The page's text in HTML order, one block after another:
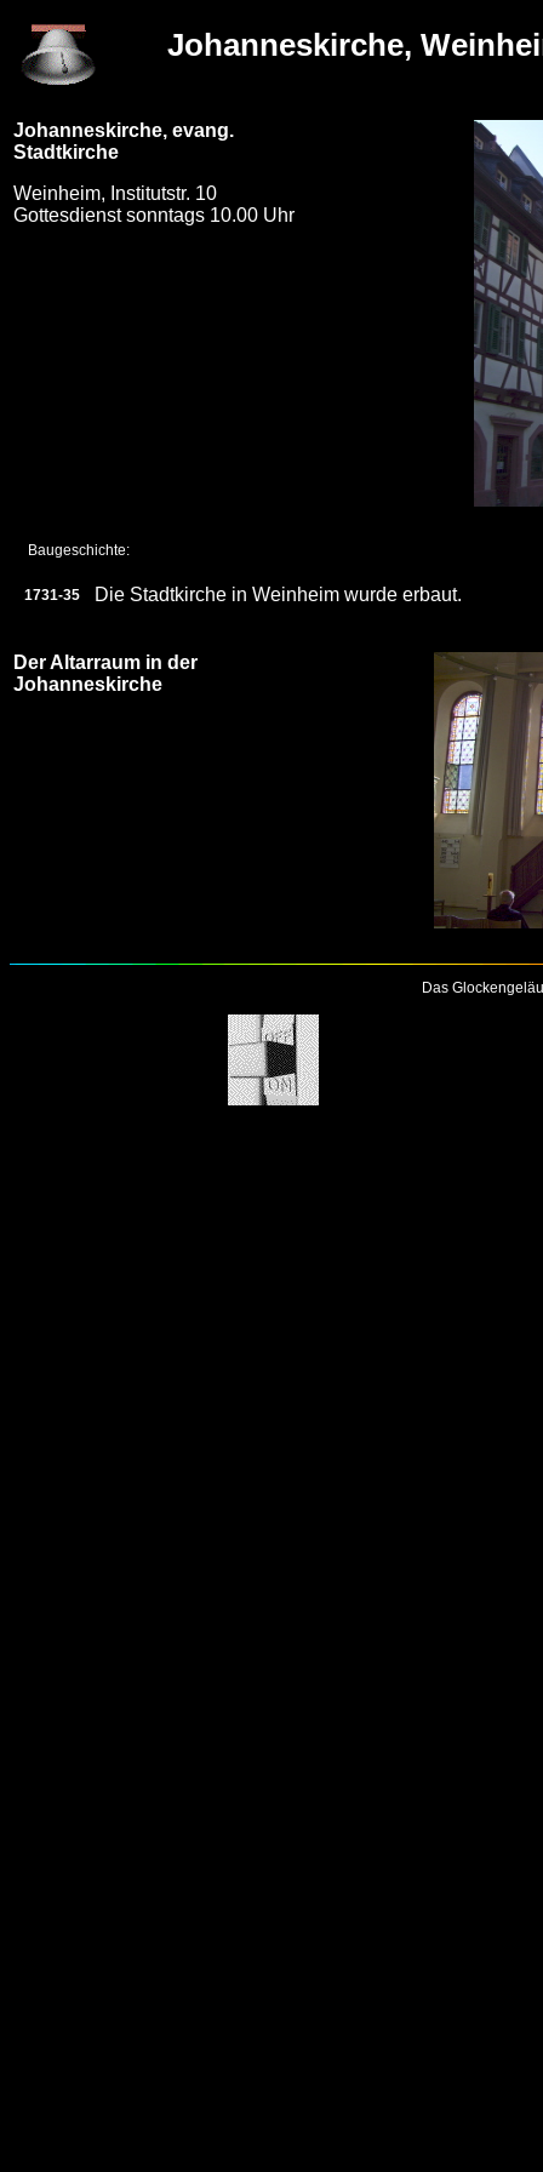
Johanneskirche,
Johanneskirche, evang.
Stadtkirche
Weinheim, Institutstr. 10
Gottesdienst sonntags 10.00 Uhr
Baugeschichte:
1731-35 Die Stadtkirche in Weinheim wurde erbaut.
Der Altarraum in der
Johanneskirche
Das